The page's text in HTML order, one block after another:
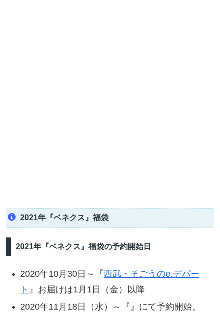
2021年『ベネクス』福袋
2021年『ベネクス』福袋の予約開始日
2020年10月30日～『西武・そごうのe.デパー
ト 』お届けは1月1日（金）以降
2020年11月18日（水）～『』にて予約開始。